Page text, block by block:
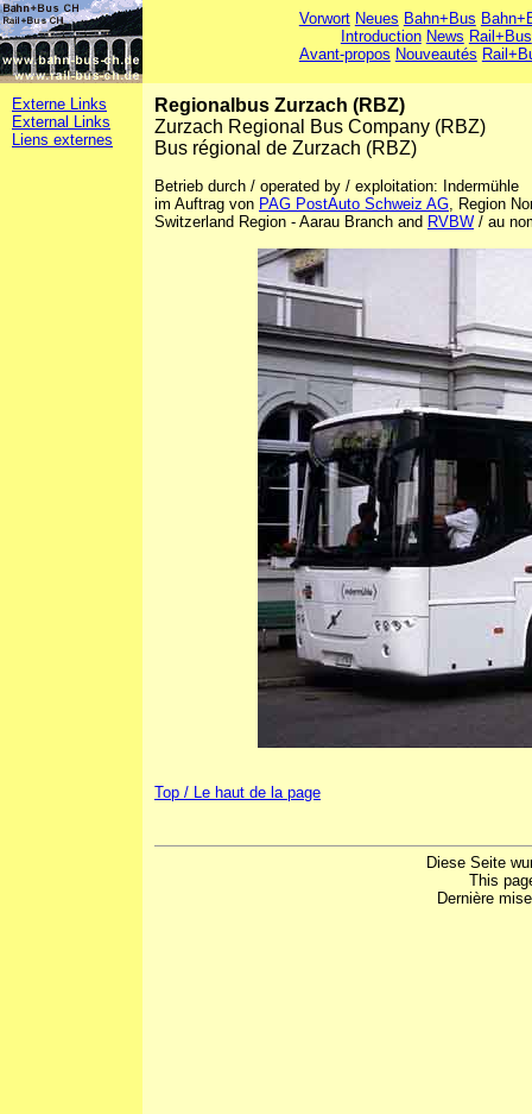
Vorwort Neues Bahn+Bus
Introduction News Rail+Bus
Avant-propos Nouveautés
Externe Links
External Links
Liens externes
Regionalbus Zurzach (RBZ)
Zurzach Regional Bus Company (RBZ)
Bus régional de Zurzach (RBZ)
Betrieb durch / operated by / exploitation: Indermühle
im Auftrag von PAG PostAuto Schweiz AG, Region
Switzerland Region - Aarau Branch and RVBW / au
Top / Le haut de la page
Diese Seite
This
Dernière